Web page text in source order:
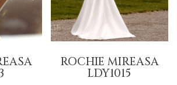
ROCHIE MIREASA
LDY1015